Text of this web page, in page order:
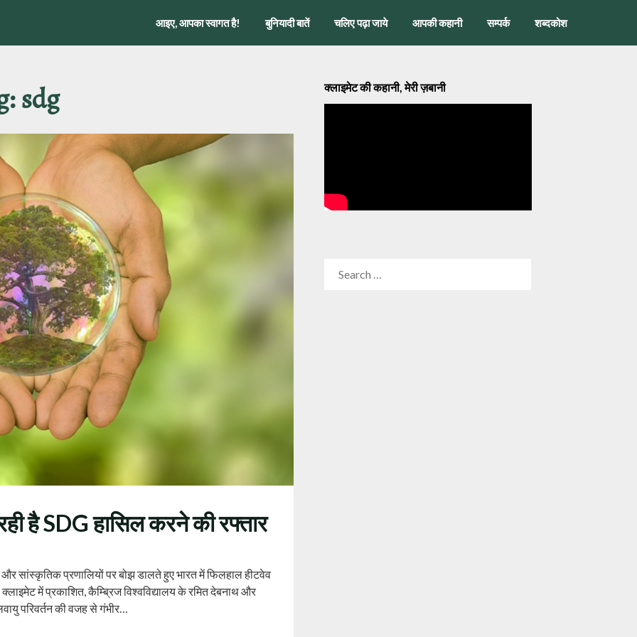
आइए, आपका स्वागत है! बुनियादी बातें चलिए पढ़ा जाये आपकी कहानी सम्पर्क शब्दकोश
sdg
है SDG हासिल करने की रफ्तार
सांस्कृतिक प्रणालियों पर बोझ डालते हुए भारत में फिलहाल हीटवेव
में प्रकाशित, कैम्ब्रिज विश्वविद्यालय के रमित देबनाथ और
परिवर्तन की वजह से गंभीर…
क्लाइमेट की कहानी, मेरी ज़बानी